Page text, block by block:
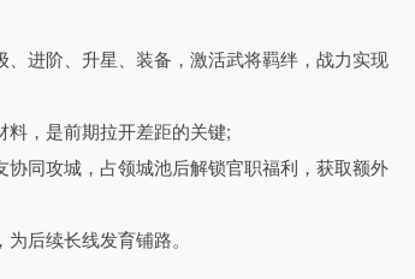
励，无需耗时耗力手动操作繁琐日常，哪怕是上班
力，不肝不氪就能玩转全玩法，沉浸式体验封神争
进阶、升星、装备，激活武将羁绊，战力实现
，是前期拉开差距的关键;
同攻城，占领城池后解锁官职福利，获取额外
后续长线发育铺路。